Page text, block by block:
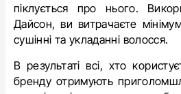
піклується про нього.
Дайсон, ви витрачаєте
сушінні та укладанні волосся.
В результаті всі, хто
бренду отримують